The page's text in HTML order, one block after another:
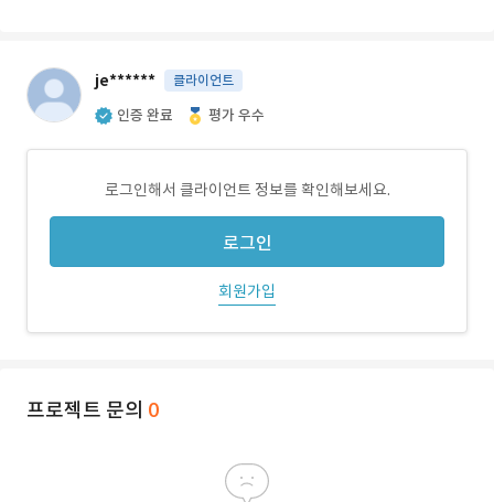
je****** 클라이언트
인증 완료 평가 우수
로그인해서 클라이언트 정보를 확인해보세요.
로그인
회원가입
프로젝트 문의 0